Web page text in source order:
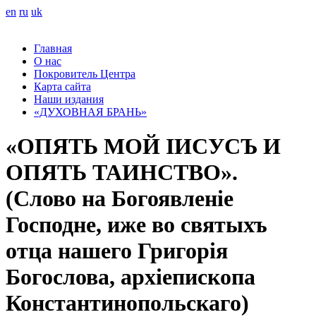
en ru uk
Главная
О нас
Покровитель Центра
Карта сайта
Наши издания
«ДУХОВНАЯ БРАНЬ»
«ОПЯТЬ МОЙ ІИСУСЪ И
ОПЯТЬ ТАИНСТВО».
(Слово на Богоявленіе
Господне, иже во святыхъ
отца нашего Григорія
Богослова, архіепископа
Константинопольскаго)